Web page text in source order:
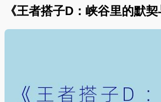
《王者搭子D：峡谷里的默契